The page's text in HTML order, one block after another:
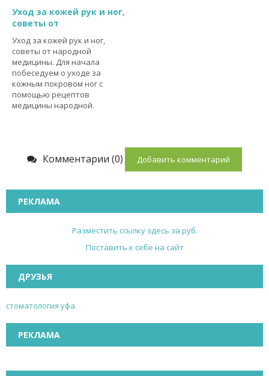
Уход за кожей рук и ног,
советы от
Уход за кожей рук и ног,
советы от народной
медицины. Для начала
побеседуем о уходе за
кожным покровом ног с
помощью рецептов
медицины народной.
Комментарии (0) Добавить комментарий
РЕКЛАМА
Разместить ссылку здесь за руб.
Поставить к себе на сайт
ДРУЗЬЯ
стоматология уфа
РЕКЛАМА